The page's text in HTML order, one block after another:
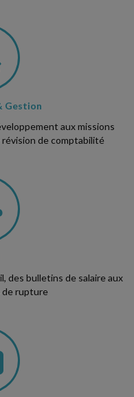
Gestion
aux missions
de comptabilité
des bulletins de salaire aux
rupture